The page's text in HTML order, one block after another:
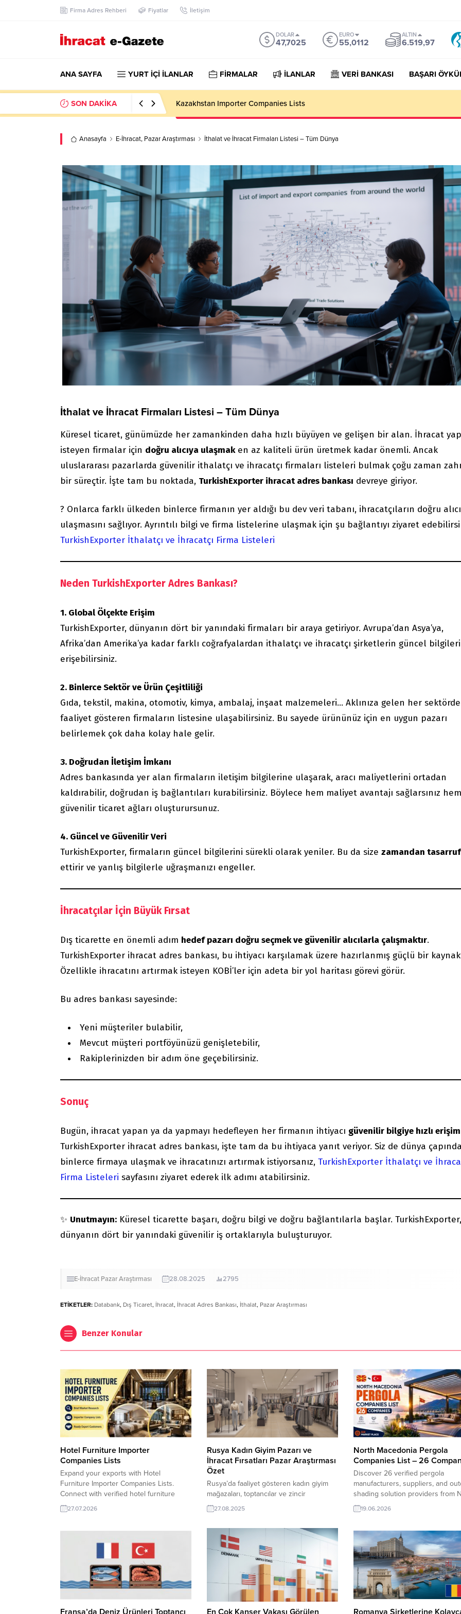
Firma Adres Rehberi Fiyatlar İletişim
DOLAR
47,7025
EURO
55,0112
ALTIN
6.519,97
ANA SAYFA YURT İÇİ İLANLAR FİRMALAR İLANLAR VERİ BANKASI BAŞARI
SON DAKİKA Kazakhstan Importer Companies Lists
Anasayfa E-İhracat, Pazar Araştırması İthalat ve İhracat Firmaları Listesi – Tüm Dünya
İthalat ve İhracat Firmaları Listesi – Tüm Dünya
Küresel ticaret, günümüzde her zamankinden daha hızlı büyüyen ve gelişen bir alan. İhracat
isteyen firmalar için doğru alıcıya ulaşmaken az kaliteli ürün üretmek kadar önemli. Ancak
uluslararası pazarlarda güvenilir ithalatçı ve ihracatçı firmaları listeleri bulmak çoğu zaman
bir süreçtir. İşte tam bu noktada, TurkishExporter ihracat adres bankası devreye giriyor.
? Onlarca farklı ülkeden binlerce firmanın yer aldığı bu dev veri tabanı, ihracatçıların doğru
ulaşmasını sağlıyor. Ayrıntılı bilgi ve firma listelerine ulaşmak için şu bağlantıyı ziyaret
TurkishExporter İthalatçı ve İhracatçı Firma Listeleri
Neden TurkishExporter Adres Bankası?
1. Global Ölçekte Erişim
TurkishExporter, dünyanın dört bir yanındaki firmaları bir araya getiriyor. Avrupa’dan Asya’ya,
Afrika’dan Amerika’ya kadar farklı coğrafyalardan ithalatçı ve ihracatçı şirketlerin güncel
erişebilirsiniz.
2. Binlerce Sektör ve Ürün Çeşitliliği
Gıda, tekstil, makina, otomotiv, kimya, ambalaj, inşaat malzemeleri… Aklınıza gelen her sektörde
faaliyet gösteren firmaların listesine ulaşabilirsiniz. Bu sayede ürününüz için en uygun pazarı
belirlemek çok daha kolay hale gelir.
3. Doğrudan İletişim İmkanı
Adres bankasında yer alan firmaların iletişim bilgilerine ulaşarak, aracı maliyetlerini ortadan
kaldırabilir, doğrudan iş bağlantıları kurabilirsiniz. Böylece hem maliyet avantajı sağlarsınız
güvenilir ticaret ağları oluşturursunuz.
4. Güncel ve Güvenilir Veri
TurkishExporter, firmaların güncel bilgilerini sürekli olarak yeniler. Bu da size zamandan tasarruf
ettirir ve yanlış bilgilerle uğraşmanızı engeller.
İhracatçılar İçin Büyük Fırsat
Dış ticarette en önemli adım hedef pazarı doğru seçmek ve güvenilir alıcılarla çalışmaktır.
TurkishExporter ihracat adres bankası, bu ihtiyacı karşılamak üzere hazırlanmış güçlü bir
Özellikle ihracatını artırmak isteyen KOBİ’ler için adeta bir yol haritası görevi görür.
Bu adres bankası sayesinde:
Yeni müşteriler bulabilir,
Mevcut müşteri portföyünüzü genişletebilir,
Rakiplerinizden bir adım öne geçebilirsiniz.
Sonuç
Bugün, ihracat yapan ya da yapmayı hedefleyen her firmanın ihtiyacı güvenilir bilgiye hızlı erişim
TurkishExporter ihracat adres bankası, işte tam da bu ihtiyaca yanıt veriyor. Siz de dünya
binlerce firmaya ulaşmak ve ihracatınızı artırmak istiyorsanız, TurkishExporter İthalatçı ve
Firma Listeleri sayfasını ziyaret ederek ilk adımı atabilirsiniz.
✨ Unutmayın: Küresel ticarette başarı, doğru bilgi ve doğru bağlantılarla başlar.
dünyanın dört bir yanındaki güvenilir iş ortaklarıyla buluşturuyor.
E-İhracat Pazar Araştırması 28.08.2025 2795
ETİKETLER: Databank, Dış Ticaret, İhracat, İhracat Adres Bankası, İthalat, Pazar Araştırması
Benzer Konular
Hotel Furniture Importer
Companies Lists
Expand your exports with Hotel
Furniture Importer Companies Lists.
Connect with verified hotel furniture
buyers, distributors, and procurement
companies in global markets to reach
Furniture importer company and
countries listsHotel Furniture and
Furniture Importers List – New and
archives All...
27.07.2026
Rusya Kadın Giyim Pazarı ve
İhracat Fırsatları Pazar Araştırması
Özet
Rusya’da faaliyet gösteren kadın giyim
mağazaları, toptancılar ve zincir
mağazalar listesi, TurkishExporter’ın
geniş ihracat adres bankasında yer alıyor.
ihracatçılarına doğrudan alıcıya ulaşma
imkânı sağlıyor. Onlarca ülkeden kadın
giyim mağazaları açık veri taban
listesiTurkishExporter VIP üyeleri;
Rusya’dan bu sektördeki verileri excel
listesi / e-mailing listesi olarak...
27.08.2025
North Macedonia Pergola
Companies List – 26
Discover 26 verified pergola
manufacturers, suppliers, and
shading solution providers from
Macedonia in one practical
Access company names,
to connect with reliable partners
expand your international B2B
TurkishExporter VIP üyeleri! Tüm
dünyadan yüz binlerce firma
içeren sektör/şirketler
sektörünüze...
19.06.2026